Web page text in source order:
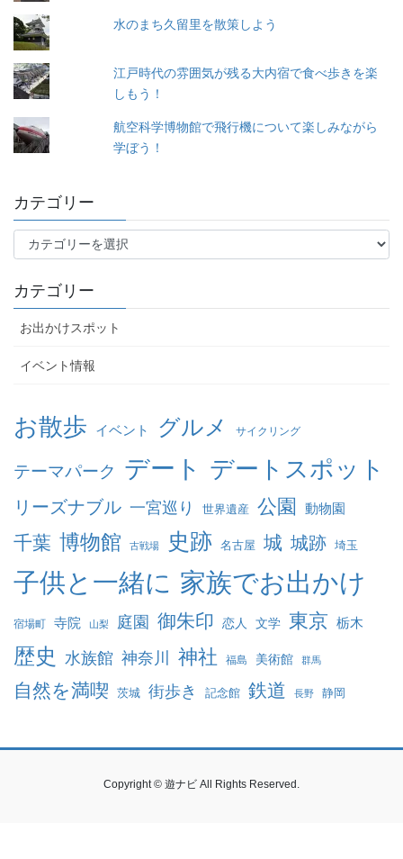
水のまち久留里を散策しよう
江戸時代の雰囲気が残る大内宿で食べ歩きを楽
しもう！
航空科学博物館で飛行機について楽しみながら
学ぼう！
カテゴリー
テ
リ
ー
カテゴリー
お出かけスポット
イベント情報
お散歩 イベント グルメ サイクリング
テーマパーク デート デートスポット
リーズナブル 一宮巡り 世界遺産 公園 動物園
千葉 博物館 古戦場 史跡 名古屋 城 城跡 埼玉
子供と一緒に 家族でお出かけ
宿場町 寺院 山梨 庭園 御朱印 恋人 文学 東京 栃木
歴史 水族館 神奈川 神社 福島 美術館 群馬
自然を満喫 茨城 街歩き 記念館 鉄道 長野 静岡
Copyright © 遊ナビ All Rights Reserved.